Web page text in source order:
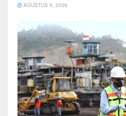
AGUSTUS 9, 2026